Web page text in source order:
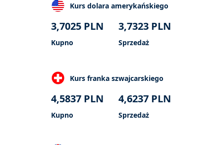
Kurs dolara amerykańskiego
3,7025 PLN
Kupno
3,7323 PLN
Sprzedaż
Kurs franka szwajcarskiego
4,5837 PLN
Kupno
4,6237 PLN
Sprzedaż